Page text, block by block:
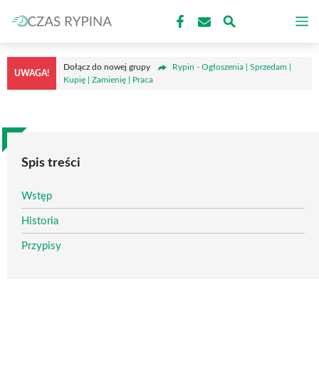
do
treści
UWAGA!
Dołącz do nowej grupy
Rypin - Ogłoszenia | Sprzedam |
Kupię | Zamienię | Praca
Spis treści
Wstęp
Historia
Przypisy